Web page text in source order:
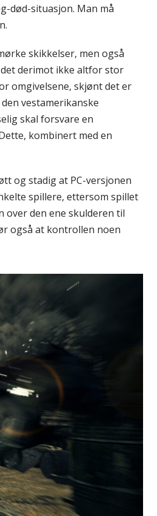
død-situasjon. Man må
skikkelser, men også
derimot ikke altfor stor
omgivelsene, skjønt det er
vestamerikanske
skal forsvare en
kombinert med en
og stadig at PC-versjonen
spillere, ettersom spillet
over den ene skulderen til
også at kontrollen noen